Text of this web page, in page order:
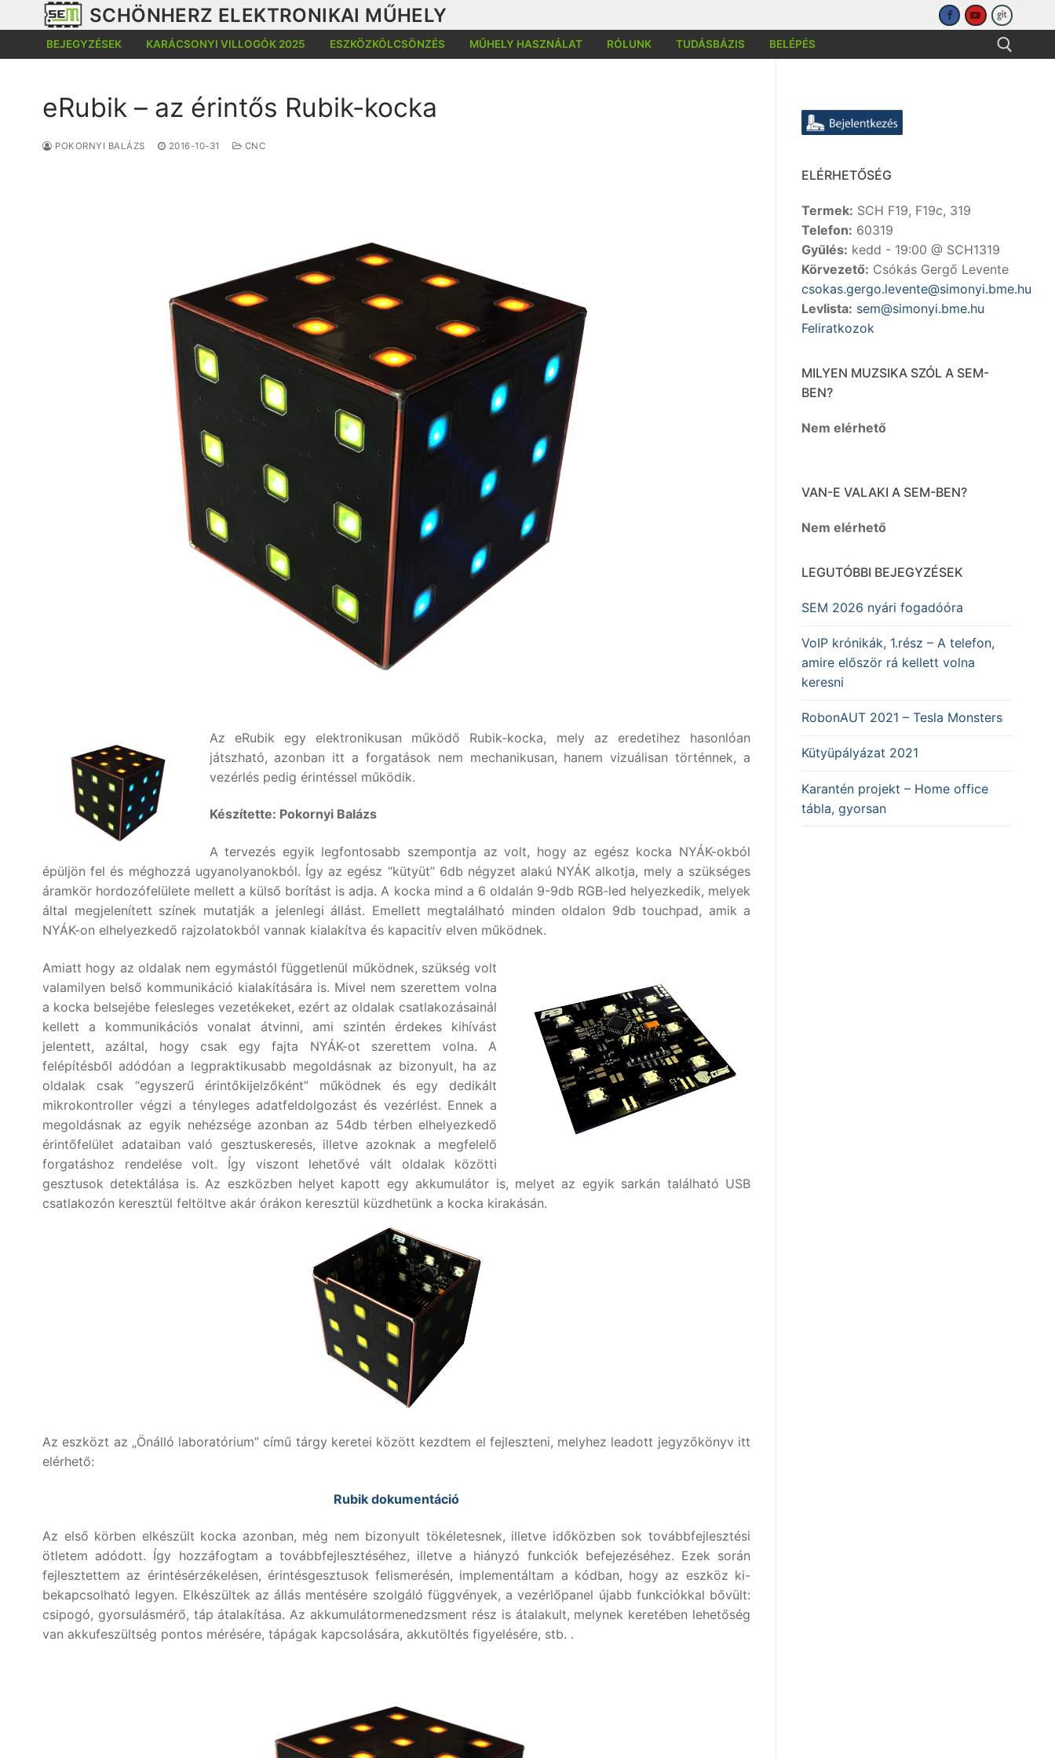
a
tartalomra
SCHÖNHERZ ELEKTRONIKAI MŰHELY
BEJEGYZÉSEK KARÁCSONYI VILLOGÓK 2025 ESZKÖZKÖLCSÖNZÉS MŰHELY HASZNÁLAT RÓLUNK TUDÁSBÁZIS BELÉPÉS
eRubik – az érintős Rubik-kocka
POKORNYI BALÁZS 2016-10-31 CNC
Az eRubik egy elektronikusan működő Rubik-kocka, mely az eredetihez hasonlóan
játszható, azonban itt a forgatások nem mechanikusan, hanem vizuálisan történnek, a
vezérlés pedig érintéssel működik.
Készítette: Pokornyi Balázs
A tervezés egyik legfontosabb szempontja az volt, hogy az egész kocka NYÁK-okból
épüljön fel és méghozzá ugyanolyanokból. Így az egész “kütyüt” 6db négyzet alakú NYÁK alkotja, mely a szükséges
áramkör hordozófelülete mellett a külső borítást is adja. A kocka mind a 6 oldalán 9-9db RGB-led helyezkedik, melyek
által megjelenített színek mutatják a jelenlegi állást. Emellett megtalálható minden oldalon 9db touchpad, amik a
NYÁK-on elhelyezkedő rajzolatokból vannak kialakítva és kapacitív elven működnek.
Amiatt hogy az oldalak nem egymástól függetlenül működnek, szükség volt
valamilyen belső kommunikáció kialakítására is. Mivel nem szerettem volna
a kocka belsejébe felesleges vezetékeket, ezért az oldalak csatlakozásainál
kellett a kommunikációs vonalat átvinni, ami szintén érdekes kihívást
jelentett, azáltal, hogy csak egy fajta NYÁK-ot szerettem volna. A
felépítésből adódóan a legpraktikusabb megoldásnak az bizonyult, ha az
oldalak csak “egyszerű érintőkijelzőként” működnek és egy dedikált
mikrokontroller végzi a tényleges adatfeldolgozást és vezérlést. Ennek a
megoldásnak az egyik nehézsége azonban az 54db térben elhelyezkedő
érintőfelület adataiban való gesztuskeresés, illetve azoknak a megfelelő
forgatáshoz rendelése volt. Így viszont lehetővé vált oldalak közötti
gesztusok detektálása is. Az eszközben helyet kapott egy akkumulátor is, melyet az egyik sarkán található USB
csatlakozón keresztül feltöltve akár órákon keresztül küzdhetünk a kocka kirakásán.
Az eszközt az „Önálló laboratórium” című tárgy keretei között kezdtem el fejleszteni, melyhez leadott jegyzőkönyv itt
elérhető:
Rubik dokumentáció
Az első körben elkészült kocka azonban, még nem bizonyult tökéletesnek, illetve időközben sok továbbfejlesztési
ötletem adódott. Így hozzáfogtam a továbbfejlesztéséhez, illetve a hiányzó funkciók befejezéséhez. Ezek során
fejlesztettem az érintésérzékelésen, érintésgesztusok felismerésén, implementáltam a kódban, hogy az eszköz ki-
bekapcsolható legyen. Elkészültek az állás mentésére szolgáló függvények, a vezérlőpanel újabb funkciókkal bővült:
csipogó, gyorsulásmérő, táp átalakítása. Az akkumulátormenedzsment rész is átalakult, melynek keretében lehetőség
van akkufeszültség pontos mérésére, tápágak kapcsolására, akkutöltés figyelésére, stb. .
ELÉRHETŐSÉG
Termek: SCH F19, F19c, 319
Telefon: 60319
Gyűlés: kedd - 19:00 @ SCH1319
Körvezető: Csókás Gergő Levente
csokas.gergo.levente@simonyi.bme.hu
Levlista: sem@simonyi.bme.hu
Feliratkozok
MILYEN MUZSIKA SZÓL A SEM-
BEN?
Nem elérhető
VAN-E VALAKI A SEM-BEN?
Nem elérhető
LEGUTÓBBI BEJEGYZÉSEK
SEM 2026 nyári fogadóóra
VoIP krónikák, 1.rész – A telefon,
amire először rá kellett volna
keresni
RobonAUT 2021 – Tesla Monsters
Kütyüpályázat 2021
Karantén projekt – Home office
tábla, gyorsan